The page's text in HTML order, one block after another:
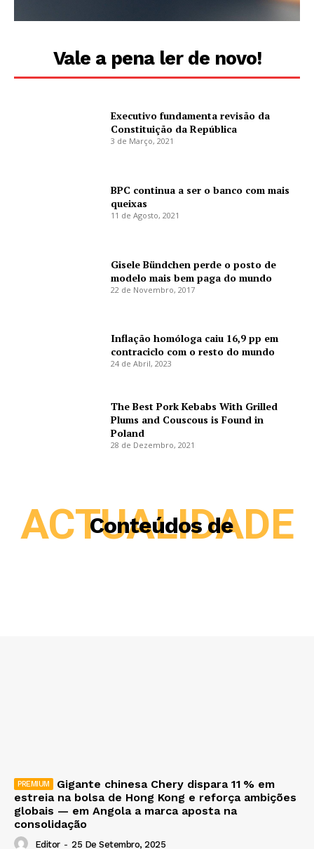
Vale a pena ler de novo!
Executivo fundamenta revisão da
Constituição da República
3 de Março, 2021
BPC continua a ser o banco com mais
queixas
11 de Agosto, 2021
Gisele Bündchen perde o posto de
modelo mais bem paga do mundo
22 de Novembro, 2017
Inflação homóloga caiu 16,9 pp em
contraciclo com o resto do mundo
24 de Abril, 2023
The Best Pork Kebabs With Grilled
Plums and Couscous is Found in
Poland
28 de Dezembro, 2021
Conteúdos de
ACTUALIDADE
Gigante chinesa Chery dispara 11 % em
estreia na bolsa de Hong Kong e reforça ambições
globais — em Angola a marca aposta na
consolidação
Editor - 25 De Setembro, 2025